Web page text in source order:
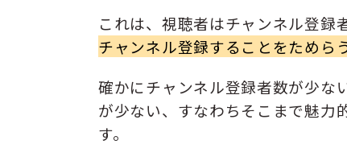
これは、視聴者はチャンネル登録
チャンネル登録することをためら
確かにチャンネル登録者数が少な
が少ない、すなわちそこまで魅力
す。